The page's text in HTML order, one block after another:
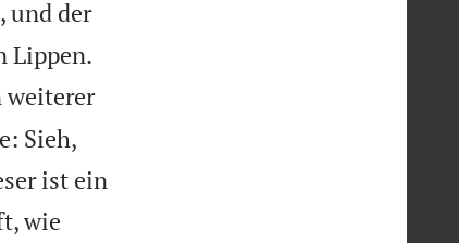
und der
Lippen.
weiterer
Sieh,
ist ein
wie